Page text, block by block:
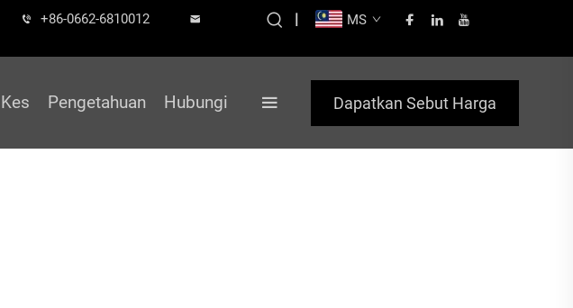
+86-0662-6810012
| MS
Kes Pengetahuan Hubungi Dapatkan Sebut Harga